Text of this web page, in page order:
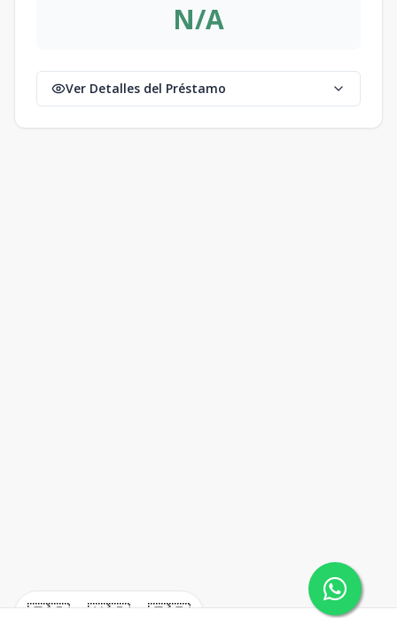
N/A
Ver Detalles del Préstamo